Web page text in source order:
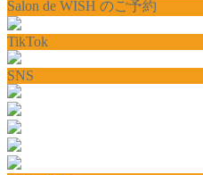
Salon de WISH のご予約
TikTok
SNS